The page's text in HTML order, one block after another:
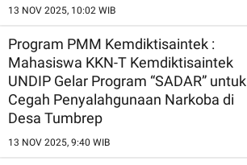
13 NOV 2025, 10:02 WIB
Program PMM Kemdiktisaintek :
Mahasiswa KKN-T Kemdiktisaintek
UNDIP Gelar Program “SADAR” untuk
Cegah Penyalahgunaan Narkoba di
Desa Tumbrep
13 NOV 2025, 9:40 WIB